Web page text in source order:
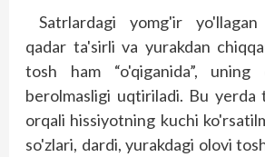
Satrlardagi yomg'ir
qadar ta'sirli va yurakdan
tosh ham “o'qiganida”, uning
berolmasligi uqtiriladi. Bu yerda
orqali hissiyotning kuchi
so'zlari, dardi, yurakdagi olovi